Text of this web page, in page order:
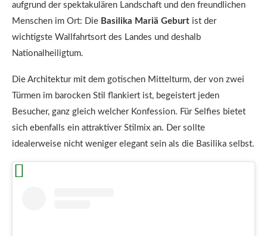
aufgrund der spektakulären Landschaft und den freundlichen
Menschen im Ort: Die Basilika Mariä Geburt ist der
wichtigste Wallfahrtsort des Landes und deshalb
Nationalheiligtum.
Die Architektur mit dem gotischen Mittelturm, der von zwei
Türmen im barocken Stil flankiert ist, begeistert jeden
Besucher, ganz gleich welcher Konfession. Für Selfies bietet
sich ebenfalls ein attraktiver Stilmix an. Der sollte
idealerweise nicht weniger elegant sein als die Basilika selbst.